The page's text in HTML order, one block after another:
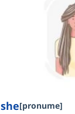
she[pronume]